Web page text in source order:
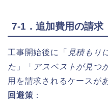
7-1．追加費用の請求
工事開始後に「
見積もり
た 」「 アスベストが見つ
用を請求されるケースが
回避策 ：